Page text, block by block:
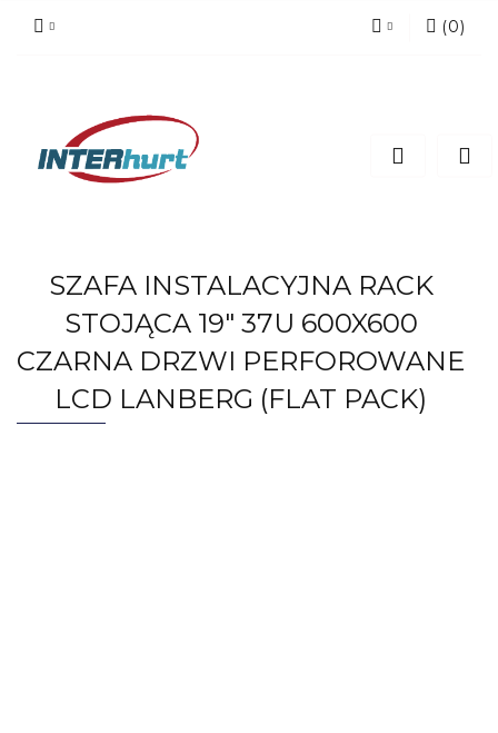
(0)
SZAFA INSTALACYJNA RACK
STOJĄCA 19" 37U 600X600
CZARNA DRZWI PERFOROWANE
LCD LANBERG (FLAT PACK)